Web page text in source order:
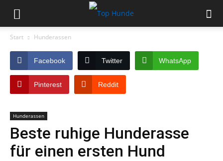
Start Hunderassen
Facebook Twitter WhatsApp
Pinterest Reddit
Hunderassen
Beste ruhige Hunderasse
für einen ersten Hund